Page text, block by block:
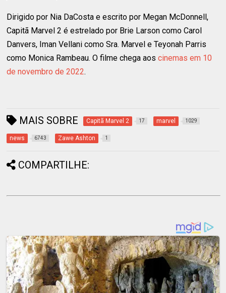
Dirigido por Nia DaCosta e escrito por Megan McDonnell,
Capitã Marvel 2 é estrelado por Brie Larson como Carol
Danvers, Iman Vellani como Sra. Marvel e Teyonah Parris
como Monica Rambeau. O filme chega aoscinemas em 10
de novembro de 2022.
MAIS SOBRE Capitã Marvel 2 17 marvel 1029
news 6743 Zawe Ashton 1
COMPARTILHE: